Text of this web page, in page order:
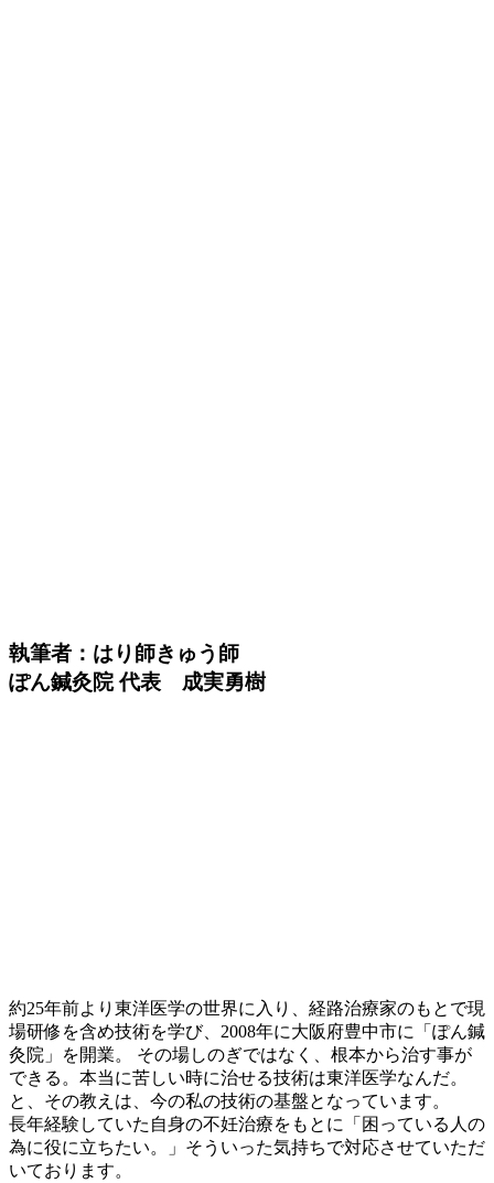
執筆者：はり師きゅう師
ぽん鍼灸院 代表 成実勇樹
約25年前より東洋医学の世界に入り、経路治療家のもとで現
場研修を含め技術を学び、2008年に大阪府豊中市に「ぽん鍼
灸院」を開業。 その場しのぎではなく、根本から治す事が
できる。本当に苦しい時に治せる技術は東洋医学なんだ。
と、その教えは、今の私の技術の基盤となっています。
長年経験していた自身の不妊治療をもとに「困っている人の
為に役に立ちたい。」そういった気持ちで対応させていただ
いております。